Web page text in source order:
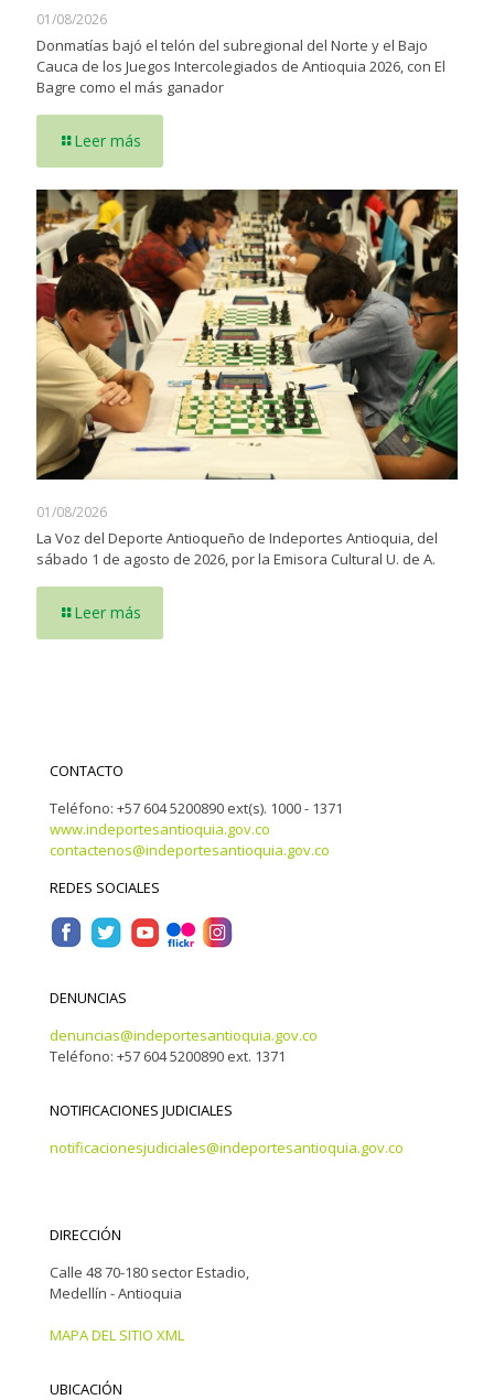
01/08/2026
Donmatías bajó el telón del subregional del Norte y el Bajo
Cauca de los Juegos Intercolegiados de Antioquia 2026, con El
Bagre como el más ganador
Leer más
01/08/2026
La Voz del Deporte Antioqueño de Indeportes Antioquia, del
sábado 1 de agosto de 2026, por la Emisora Cultural U. de A.
Leer más
CONTACTO
Teléfono: +57 604 5200890 ext(s). 1000 - 1371
www.indeportesantioquia.gov.co
contactenos@indeportesantioquia.gov.co
REDES SOCIALES
DENUNCIAS
denuncias@indeportesantioquia.gov.co
Teléfono: +57 604 5200890 ext. 1371
NOTIFICACIONES JUDICIALES
notificacionesjudiciales@indeportesantioquia.gov.co
DIRECCIÓN
Calle 48 70-180 sector Estadio,
Medellín - Antioquia
MAPA DEL SITIO XML
UBICACIÓN